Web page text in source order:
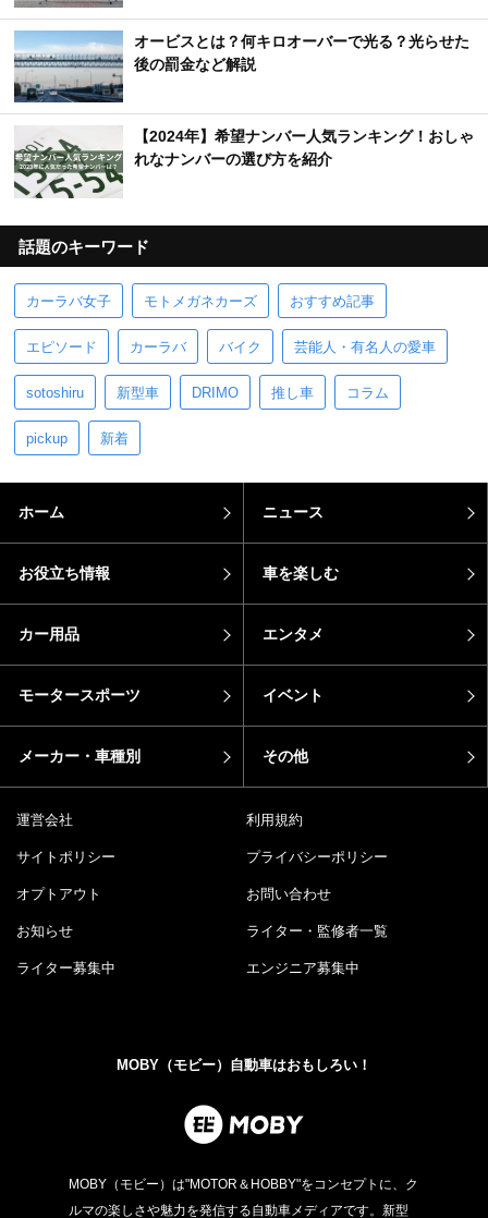
オービスとは？何キロオーバーで光る？光らせた
後の罰金など解説
【2024年】希望ナンバー人気ランキング！おしゃ
れなナンバーの選び方を紹介
話題のキーワード
カーラバ女子 モトメガネカーズ おすすめ記事
エピソード カーラバ バイク 芸能人・有名人の愛車
sotoshiru 新型車 DRIMO 推し車 コラム
pickup 新着
ホーム ニュース
お役立ち情報 車を楽しむ
カー用品 エンタメ
モータースポーツ イベント
メーカー・車種別 その他
運営会社 利用規約
サイトポリシー プライバシーポリシー
オプトアウト お問い合わせ
お知らせ ライター・監修者一覧
ライター募集中 エンジニア募集中
MOBY（モビー）自動車はおもしろい！
MOBY（モビー）は"MOTOR＆HOBBY"をコンセプトに、ク
ルマの楽しさや魅力を発信する自動車メディアです。新型